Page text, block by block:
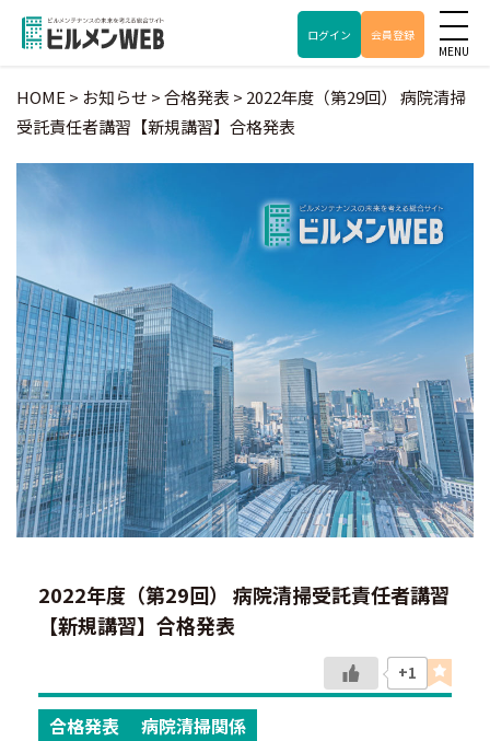
ログイン 会員登録
HOME > お知らせ >合格発表 > 2022年度（第29回） 病院清掃
受託責任者講習【新規講習】合格発表
2022年度（第29回） 病院清掃受託責任者講習
【新規講習】合格発表
+1
合格発表
病院清掃関係